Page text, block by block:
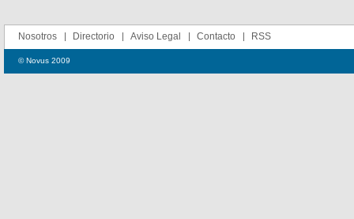
Nosotros Directorio Aviso Legal Contacto RSS
© Novus 2009